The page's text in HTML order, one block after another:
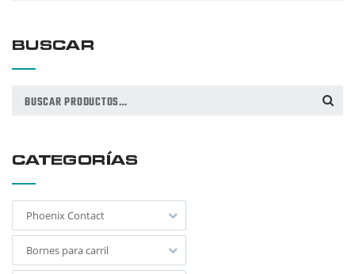
BUSCAR
Buscar
BUSCAR
CATEGORÍAS
Phoenix Contact
Bornes para carril